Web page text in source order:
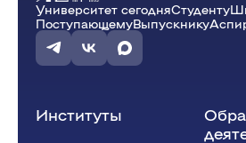
Университет сегодняСтуденту
ПоступающемуВыпускнику
Институты